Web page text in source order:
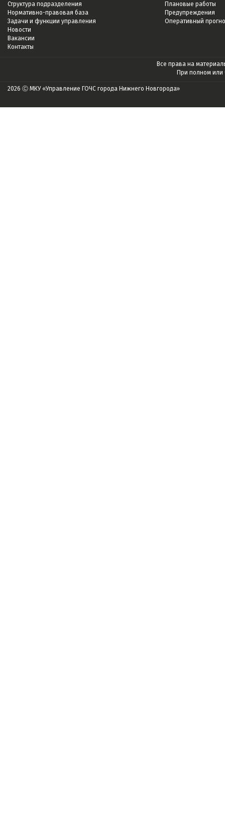
Структура подразделения
Нормативно-правовая база
Задачи и функции управления
Новости
Вакансии
Контакты
Плановые работы
Предупреждения
Оперативный
Все права на
При полном или
2026 Ⓒ МКУ «Управление ГОЧС города Нижнего Новгорода»